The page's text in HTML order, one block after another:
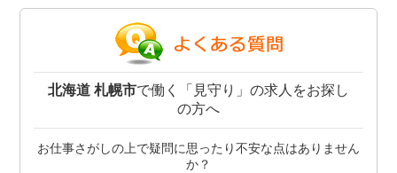
北海道 札幌市で働く「見守り」の求人をお探し
の方へ
お仕事さがしの上で疑問に思ったり不安な点はありません
か？